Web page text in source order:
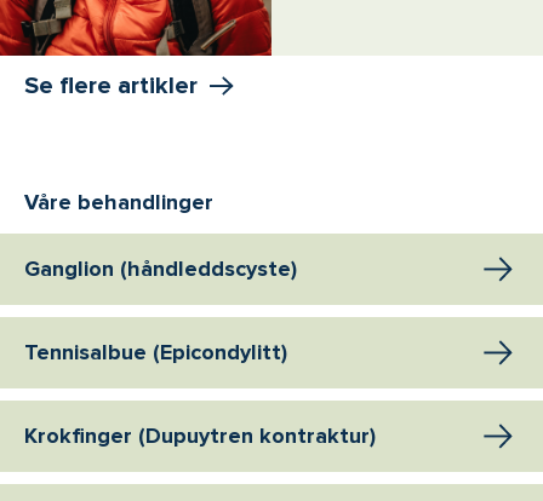
Se flere artikler
Våre behandlinger
Ganglion (håndleddscyste)
Tennisalbue (Epicondylitt)
Krokfinger (Dupuytren kontraktur)